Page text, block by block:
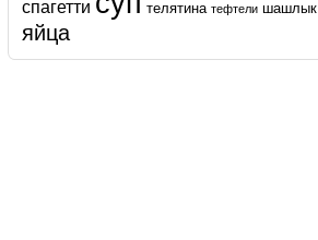
спагетти телятина тефтели шашлык
яйца